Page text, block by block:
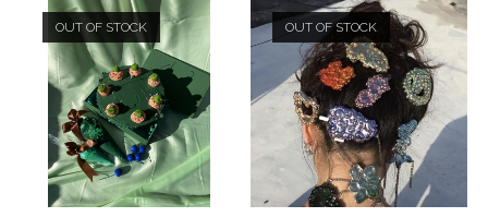
OUT OF STOCK OUT OF STOCK